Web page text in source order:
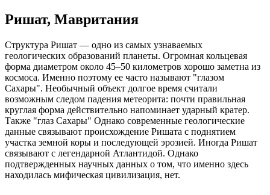
Ришат, Мавритания
Структура Ришат — одно из самых узнаваемых
геологических образований планеты. Огромная кольцевая
форма диаметром около 45–50 километров хорошо заметна из
космоса. Именно поэтому ее часто называют "глазом
Сахары". Необычный объект долгое время считали
возможным следом падения метеорита: почти правильная
круглая форма действительно напоминает ударный кратер.
Также "глаз Сахары" Однако современные геологические
данные связывают происхождение Ришата с поднятием
участка земной коры и последующей эрозией. Иногда Ришат
связывают с легендарной Атлантидой. Однако
подтвержденных научных данных о том, что именно здесь
находилась мифическая цивилизация, нет.